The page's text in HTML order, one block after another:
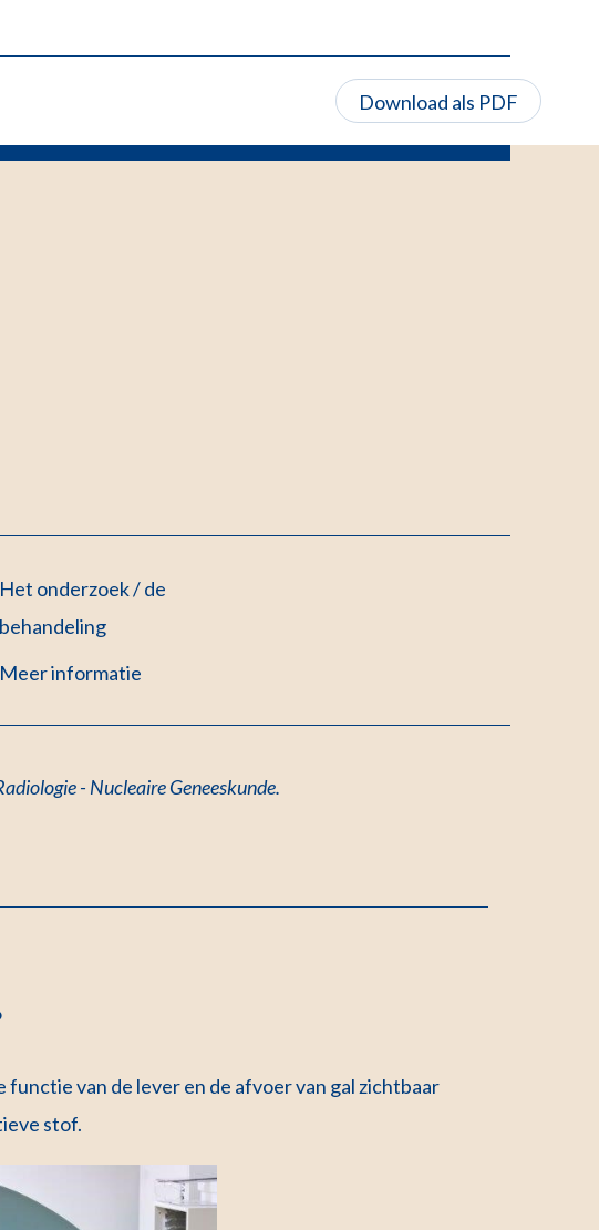
Download als PDF
Het onderzoek / de
behandeling
Meer informatie
- Nucleaire Geneeskunde.
van de lever en de afvoer van gal zichtbaar
stof.